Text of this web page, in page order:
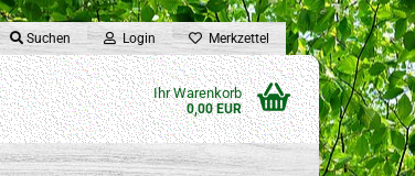
Suchen Login Merkzettel
Ihr Warenkorb
0,00 EUR